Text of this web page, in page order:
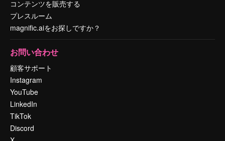
コンテンツを販売する
プレスルーム
magnific.aiをお探しですか？
お問い合わせ
顧客サポート
Instagram
YouTube
LinkedIn
TikTok
Discord